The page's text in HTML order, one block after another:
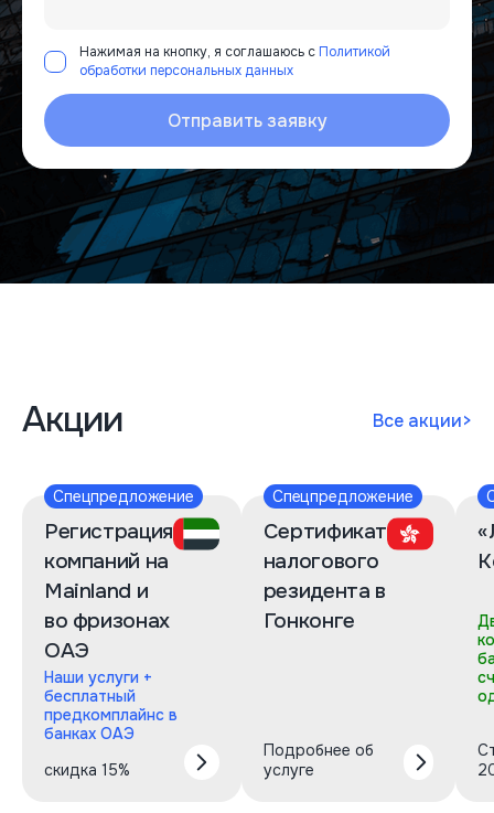
Нажимая на кнопку, я соглашаюсь с Политикой
обработки персональных данных
Отправить заявку
Акции Все акции>
Спецпредложение
Регистрация
компаний на
Mainland и
во фризонах
ОАЭ
Наши услуги +
бесплатный
предкомплайнс в
банках ОАЭ
скидка 15%
Спецпредложение
Сертификат
налогового
резидента в
Гонконге
Подробнее об
услуге